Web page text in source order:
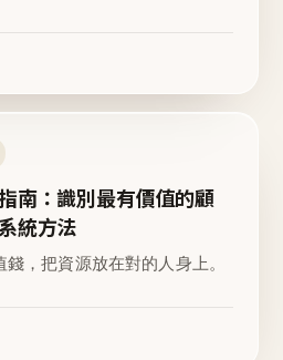
南：識別最有價值的顧
統方法
，把資源放在對的人身上。